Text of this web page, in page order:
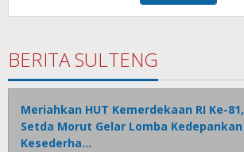
BERITA SULTENG
Meriahkan HUT Kemerdekaan RI Ke-81,
Setda Morut Gelar Lomba Kedepankan
Kesederha…